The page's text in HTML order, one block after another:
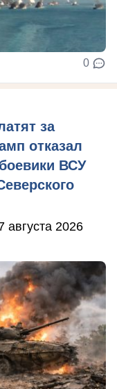
0
за
отказал
ВСУ
августа 2026